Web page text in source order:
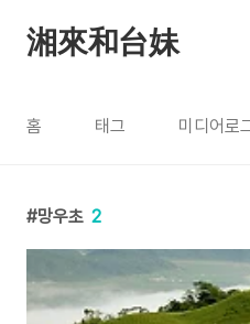
湘來和台妹
홈 태그 미디어로
망우초 2